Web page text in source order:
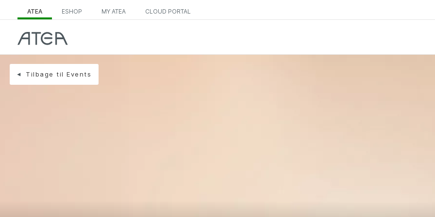
ATEA ESHOP MY ATEA CLOUD PORTAL
Tilbage til Events